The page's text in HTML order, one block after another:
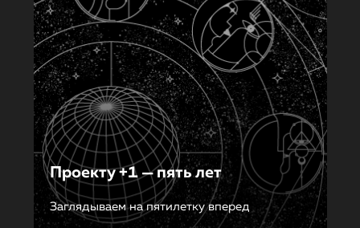
Проекту +1 — пять лет
Заглядываем на пятилетку вперед